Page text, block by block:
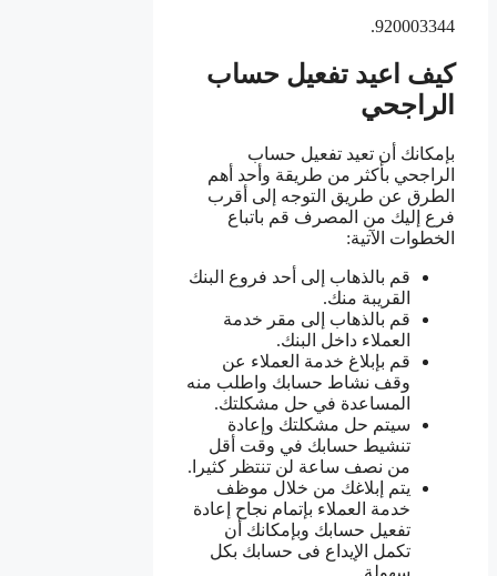
920003344.
كيف اعيد تفعيل حساب
الراجحي
بإمكانك أن تعيد تفعيل حساب
الراجحي بأكثر من طريقة وأحد أهم
الطرق عن طريق التوجه إلى أقرب
فرع إليك من المصرف قم باتباع
الخطوات الآتية:
قم بالذهاب إلى أحد فروع البنك
القريبة منك.
قم بالذهاب إلى مقر خدمة
العملاء داخل البنك.
قم بإبلاغ خدمة العملاء عن
وقف نشاط حسابك واطلب منه
المساعدة في حل مشكلتك.
سيتم حل مشكلتك وإعادة
تنشيط حسابك في وقت أقل
من نصف ساعة لن تنتظر كثيرا.
يتم إبلاغك من خلال موظف
خدمة العملاء بإتمام نجاح إعادة
تفعيل حسابك وبإمكانك أن
تكمل الإيداع فى حسابك بكل